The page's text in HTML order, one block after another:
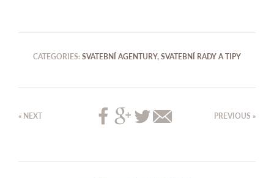
CATEGORIES:SVATEBNÍ AGENTURY,SVATEBNÍ RADY A TIPY
« NEXT PREVIOUS »